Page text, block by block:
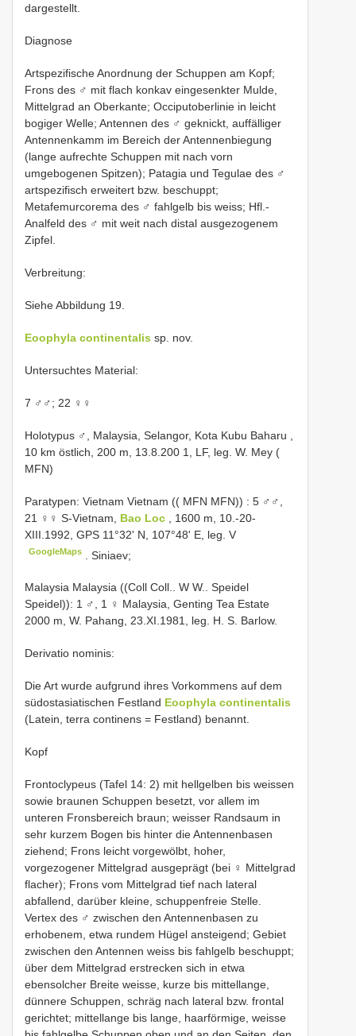
dargestellt.
Diagnose
Artspezifische Anordnung der Schuppen am Kopf;
Frons des ♂ mit flach konkav eingesenkter Mulde,
Mittelgrad an Oberkante; Occiputoberlinie in leicht
bogiger Welle; Antennen des ♂ geknickt, auffälliger
Antennenkamm im Bereich der Antennenbiegung
(lange aufrechte Schuppen mit nach vorn
umgebogenen Spitzen); Patagia und Tegulae des ♂
artspezifisch erweitert bzw. beschuppt;
Metafemurcorema des ♂ fahlgelb bis weiss; Hfl.-
Analfeld des ♂ mit weit nach distal ausgezogenem
Zipfel.
Verbreitung:
Siehe Abbildung 19.
Eoophyla continentalis sp. nov.
Untersuchtes Material:
7 ♂♂; 22 ♀♀
Holotypus ♂, Malaysia, Selangor, Kota Kubu Baharu ,
10 km östlich, 200 m, 13.8.200 1, LF, leg. W. Mey (
MFN)
Paratypen: Vietnam Vietnam (( MFN MFN)) : 5 ♂♂,
21 ♀♀ S-Vietnam, Bao Loc
, 1600 m, 10.-20-
XIII.1992, GPS 11°32' N, 107°48' E, leg. V
GoogleMaps . Siniaev;
Malaysia Malaysia ((Coll Coll.. W W.. Speidel
Speidel)): 1 ♂, 1 ♀ Malaysia, Genting Tea Estate
2000 m, W. Pahang, 23.XI.1981, leg. H. S. Barlow.
Derivatio nominis:
Die Art wurde aufgrund ihres Vorkommens auf dem
südostasiatischen Festland Eoophyla continentalis
(Latein, terra continens = Festland) benannt.
Kopf
Frontoclypeus (Tafel 14: 2) mit hellgelben bis weissen
sowie braunen Schuppen besetzt, vor allem im
unteren Fronsbereich braun; weisser Randsaum in
sehr kurzem Bogen bis hinter die Antennenbasen
ziehend; Frons leicht vorgewölbt, hoher,
vorgezogener Mittelgrad ausgeprägt (bei ♀ Mittelgrad
flacher); Frons vom Mittelgrad tief nach lateral
abfallend, darüber kleine, schuppenfreie Stelle.
Vertex des ♂ zwischen den Antennenbasen zu
erhobenem, etwa rundem Hügel ansteigend; Gebiet
zwischen den Antennen weiss bis fahlgelb beschuppt;
über dem Mittelgrad erstrecken sich in etwa
ebensolcher Breite weisse, kurze bis mittellange,
dünnere Schuppen, schräg nach lateral bzw. frontal
gerichtet; mittellange bis lange, haarförmige, weisse